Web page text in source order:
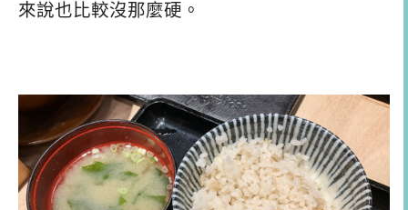
來說也比較沒那麼硬。